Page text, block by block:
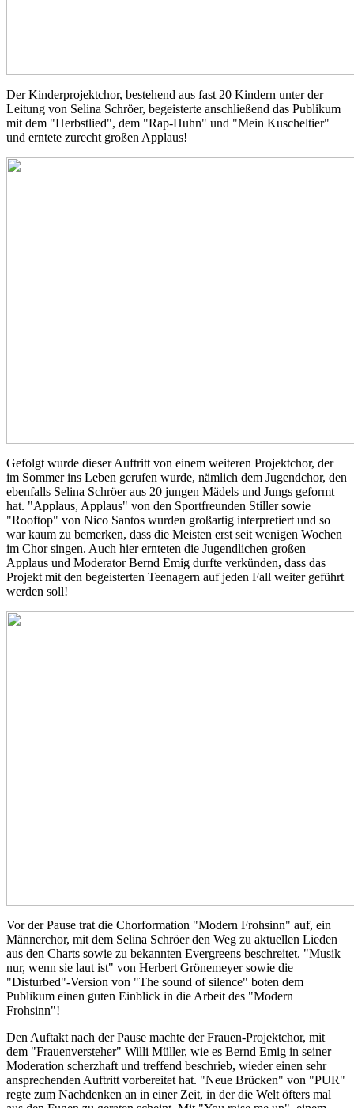
Der Kinderprojektchor, bestehend aus fast 20 Kindern unter der
Leitung von Selina Schröer, begeisterte anschließend das Publikum
mit dem "Herbstlied", dem "Rap-Huhn" und "Mein Kuscheltier"
und erntete zurecht großen Applaus!
Gefolgt wurde dieser Auftritt von einem weiteren Projektchor, der
im Sommer ins Leben gerufen wurde, nämlich dem Jugendchor, den
ebenfalls Selina Schröer aus 20 jungen Mädels und Jungs geformt
hat. "Applaus, Applaus" von den Sportfreunden Stiller sowie
"Rooftop" von Nico Santos wurden großartig interpretiert und so
war kaum zu bemerken, dass die Meisten erst seit wenigen Wochen
im Chor singen. Auch hier ernteten die Jugendlichen großen
Applaus und Moderator Bernd Emig durfte verkünden, dass das
Projekt mit den begeisterten Teenagern auf jeden Fall weiter geführt
werden soll!
Vor der Pause trat die Chorformation "Modern Frohsinn" auf, ein
Männerchor, mit dem Selina Schröer den Weg zu aktuellen Lieden
aus den Charts sowie zu bekannten Evergreens beschreitet. "Musik
nur, wenn sie laut ist" von Herbert Grönemeyer sowie die
"Disturbed"-Version von "The sound of silence" boten dem
Publikum einen guten Einblick in die Arbeit des "Modern
Frohsinn"!
Den Auftakt nach der Pause machte der Frauen-Projektchor, mit
dem "Frauenversteher" Willi Müller, wie es Bernd Emig in seiner
Moderation scherzhaft und treffend beschrieb, wieder einen sehr
ansprechenden Auftritt vorbereitet hat. "Neue Brücken" von "PUR"
regte zum Nachdenken an in einer Zeit, in der die Welt öfters mal